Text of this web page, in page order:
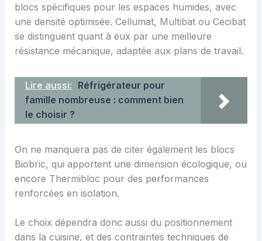
blocs spécifiques pour les espaces humides, avec
une densité optimisée. Cellumat, Multibat ou Cecibat
se distinguent quant à eux par une meilleure
résistance mécanique, adaptée aux plans de travail.
Lire aussi: Réfrigérateur pour
famille nombreuse : comment bien
le choisir ?
On ne manquera pas de citer également les blocs
Biobric, qui apportent une dimension écologique, ou
encore Thermibloc pour des performances
renforcées en isolation.
Le choix dépendra donc aussi du positionnement
dans la cuisine, et des contraintes techniques de